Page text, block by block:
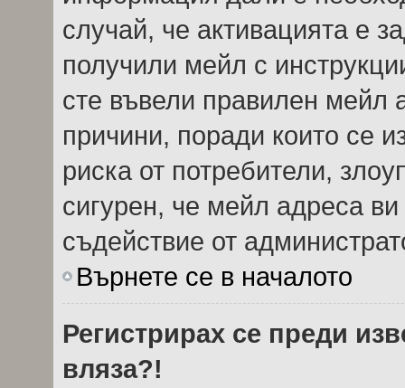
случай, че активацията е
получили мейл с
сте въвели правилен мейл
причини, поради които се
риска от потребители,
сигурен, че мейл адреса
съдействие от
Върнете се в началото
Регистрирах се преди
вляза?!